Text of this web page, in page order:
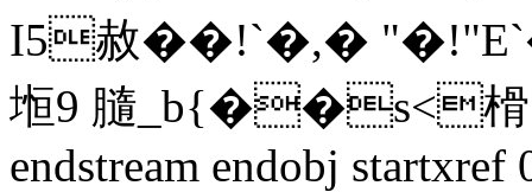
I5赦��!`�,�
堩9 膸_ b{��s<榾.�
endstream endobj